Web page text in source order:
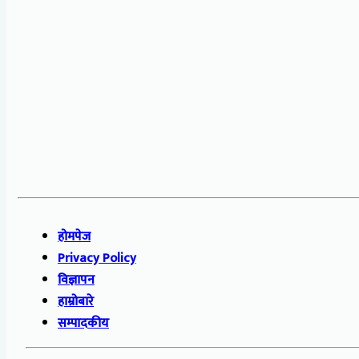
होमपेज
Privacy Policy
विज्ञापन
हाम्रोबारे
सम्पादकीय